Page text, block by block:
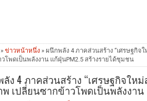
» ข่าวหน้าหนึ่ง » ผนึกพลัง 4 ภาคส่วนสร้าง “เศรษฐกิ
โพดเป็นพลังงาน แก้ฝุ่นPM2.5 สร้างรายได้ชุมชน
ง 4 ภาคส่วนสร้าง “เศรษฐกิจให
เปลี่ยนซากข้าวโพดเป็นพลังงา